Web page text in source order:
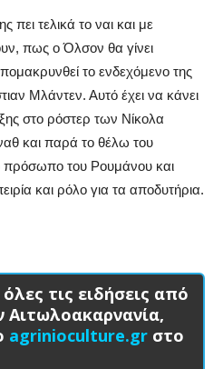
πει τελικά το ναι και με
πως ο Όλσον θα γίνει
το ενδεχόμενο της
Μλάντεν. Αυτό έχει να κάνει
στο ρόστερ των Νίκολα
και παρά το θέλω του
πρόσωπο του Ρουμάνου και
και ρόλο για τα αποδυτήρια.
τις ειδήσεις από
Αιτωλοακαρνανία,
agrinioculture.gr στο